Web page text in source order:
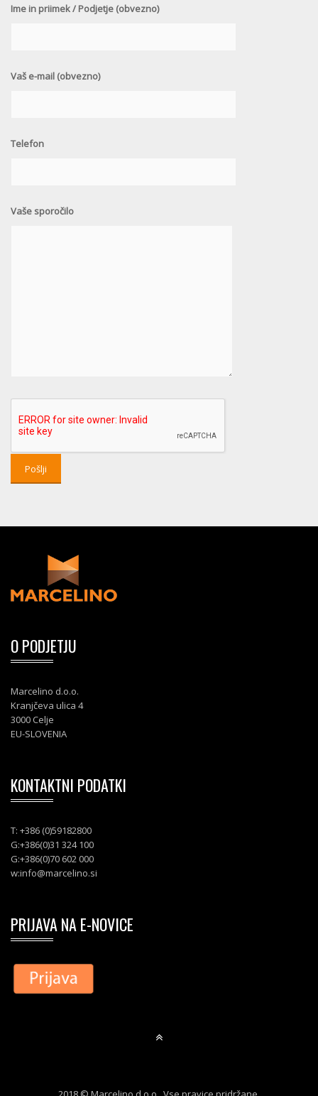
Ime in priimek / Podjetje (obvezno)
Vaš e-mail (obvezno)
Telefon
Vaše sporočilo
O PODJETJU
Marcelino d.o.o.
Kranjčeva ulica 4
3000 Celje
EU-SLOVENIA
KONTAKTNI PODATKI
T: +386 (0)59182800
G:+386(0)31 324 100
G:+386(0)70 602 000
w:info@marcelino.si
PRIJAVA NA E-NOVICE